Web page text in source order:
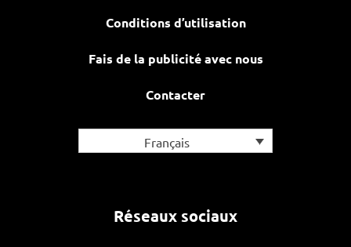
Conditions d’utilisation
Fais de la publicité avec nous
Contacter
Français
Réseaux sociaux